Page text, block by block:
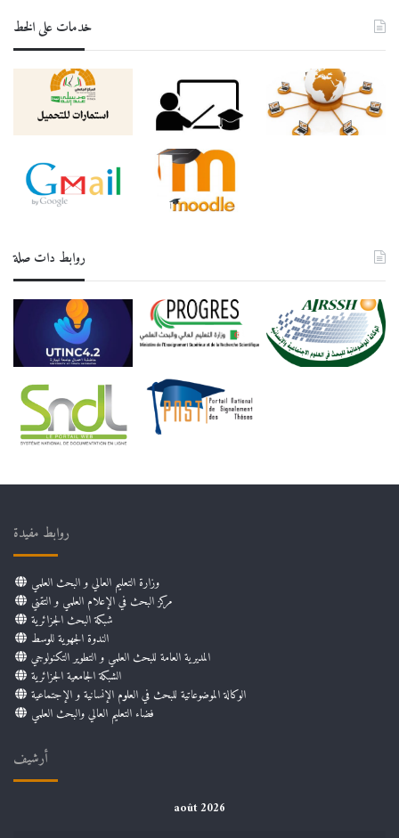
خدمات على الخط
روابط دات صلة
روابط مفيدة
وزارة التعليم العالي و البحث العلمي
مركز البحث في الإعلام العلمي و التقني
شبكة البحث الجزائرية
الندوة الجهوية للوسط
المديرية العامة للبحث العلمي و التطوير التكنولوجي
الشبكة الجامعية الجزائرية
الوكالة الموضوعاتية للبحث في العلوم الإنسانية و الإجتماعية
فضاء التعليم العالي والبحث العلمي
أرشيف
août 2026